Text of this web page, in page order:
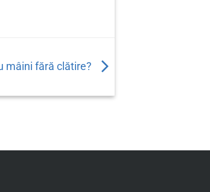
mâini fără clătire?